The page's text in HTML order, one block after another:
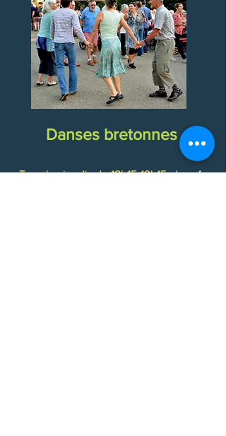
Danses bretonnes
Tous les jeudis de 18h15-19h15chez A